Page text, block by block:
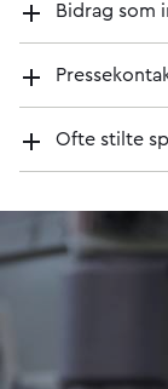
Bidrag som
Ofte stilte